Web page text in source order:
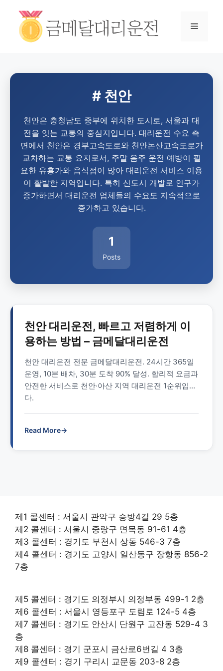
# 천안
천안은 충청남도 중부에 위치한 도시로, 서울과 대
전을 잇는 교통의 중심지입니다. 대리운전 수요 측
면에서 천안은 경부고속도로와 천안논산고속도로가
교차하는 교통 요지로서, 주말 음주 운전 예방이 필
요한 유흥가와 음식점이 많아 대리운전 서비스 이용
이 활발한 지역입니다. 특히 신도시 개발로 인구가
증가하면서 대리운전 업체들의 수요도 지속적으로
증가하고 있습니다.
1
Posts
천안 대리운전, 빠르고 저렴하게 이
용하는 방법 – 금메달대리운전
천안 대리운전 전문 금메달대리운전. 24시간 365일
운영, 10분 배차, 30분 도착 90% 달성. 합리적 요금과
안전한 서비스로 천안·아산 지역 대리운전 1순위입니
다.
Read More→
제1 콜센터 : 서울시 관악구 승방4길 29 5층
제2 콜센터 : 서울시 중랑구 면목동 91-61 4층
제3 콜센터 : 경기도 부천시 상동 546-3 7층
제4 콜센터 : 경기도 고양시 일산동구 장항동 856-2
7층
제5 콜센터 : 경기도 의정부시 의정부동 499-1 2층
제6 콜센터 : 서울시 영등포구 도림로 124-5 4층
제7 콜센터 : 경기도 안산시 단원구 고잔동 529-4 3
층
제8 콜센터 : 경기 군포시 금산로6번길 4 3층
제9 콜센터 : 경기 구리시 교문동 203-8 2층